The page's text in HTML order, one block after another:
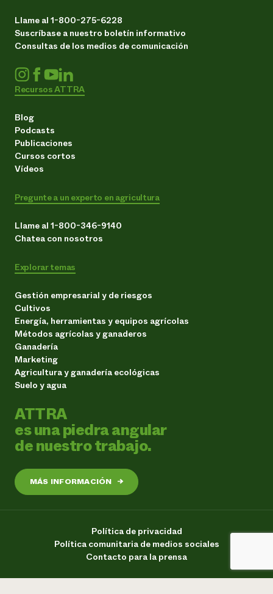
Llame al 1-800-275-6228
Suscríbase a nuestro boletín informativo
Consultas de los medios de comunicación
Recursos ATTRA
Blog
Podcasts
Publicaciones
Cursos cortos
Vídeos
Pregunte a un experto en agricultura
Llame al 1-800-346-9140
Chatea con nosotros
Explorar temas
Gestión empresarial y de riesgos
Cultivos
Energía, herramientas y equipos agrícolas
Métodos agrícolas y ganaderos
Ganadería
Marketing
Agricultura y ganadería ecológicas
Suelo y agua
ATTRA
es una piedra angular
de nuestro trabajo.
MÁS INFORMACIÓN →
Política de privacidad
Política comunitaria de medios sociales
Contacto para la prensa